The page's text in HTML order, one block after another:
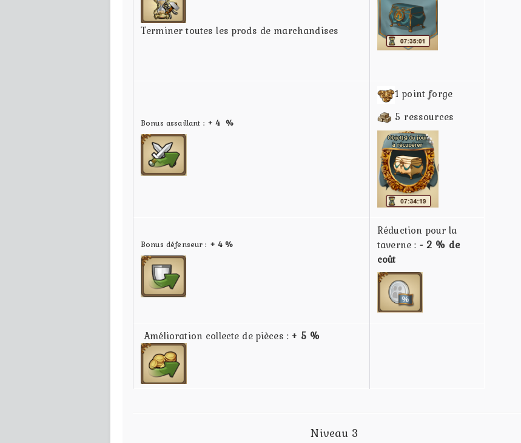
Terminer toutes les prods de marchandises
Bonus assaillant : + 4 %
1 point forge
5 ressources
Bonus défenseur : + 4 %
Réduction pour la
taverne : - 2 % de
coût
Amélioration collecte de pièces : + 5 %
Niveau 3